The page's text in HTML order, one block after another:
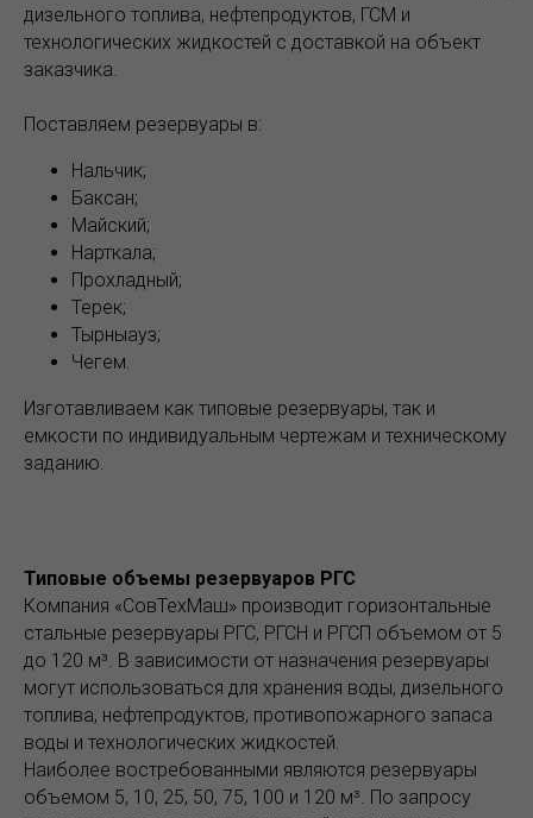
дизельного топлива, нефтепродуктов, ГСМ и
технологических жидкостей с доставкой на объект
заказчика.
Поставляем резервуары в:
Нальчик;
Баксан;
Майский;
Нарткала;
Прохладный;
Терек;
Тырныауз;
Чегем.
Изготавливаем как типовые резервуары, так и
емкости по индивидуальным чертежам и техническому
заданию.
Типовые объемы резервуаров РГС
Компания «СовТехМаш» производит горизонтальные
стальные резервуары РГС, РГСН и РГСП объемом от 5
до 120 м³. В зависимости от назначения резервуары
могут использоваться для хранения воды, дизельного
топлива, нефтепродуктов, противопожарного запаса
воды и технологических жидкостей.
Наиболее востребованными являются резервуары
объемом 5, 10, 25, 50, 75, 100 и 120 м³. По запросу